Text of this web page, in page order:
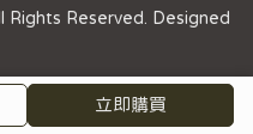
立即購買
Rights Reserved. Designed